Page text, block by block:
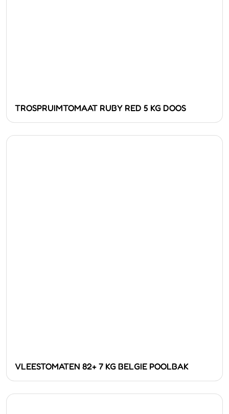
TROSPRUIMTOMAAT RUBY RED 5 KG DOOS
VLEESTOMATEN 82+ 7 KG BELGIE POOLBAK